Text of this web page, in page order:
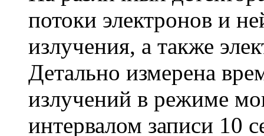
потоки электронов и
излучения, а также
Детально измерена
излучений в режиме
интервалом записи 10